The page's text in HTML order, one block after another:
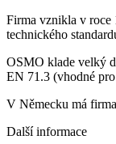
Firma vznikla v roce
technického
OSMO klade velký
EN 71.3 (vhodné
V Německu má
Další informace